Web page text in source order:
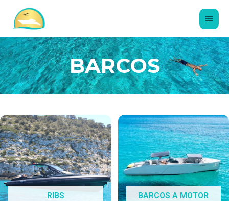
BARCOS
RIBS BARCOS A MOTOR